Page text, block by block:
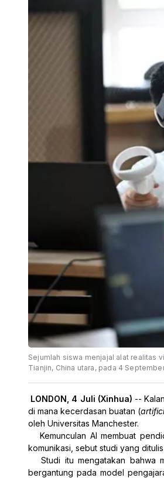
Sejumlah siswa menjajal alat realitas
Tianjin, China utara, pada 4
LONDON, 4 Juli (Xinhua) --
di mana kecerdasan buatan (
oleh Universitas Manchester.
Kemunculan AI membuat
komunikasi, sebut studi yang
Studi itu mengatakan bahwa
bergantung pada model